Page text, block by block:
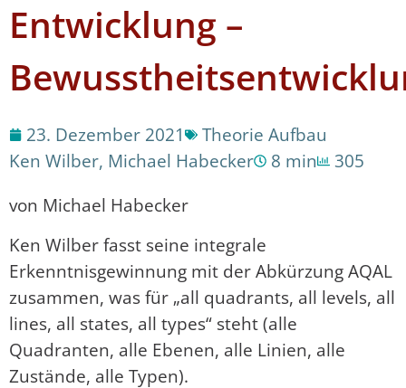
Entwicklung –
23. Dezember 2021
Theorie Aufbau
Ken Wilber, Michael Habecker 8 min
305
von Michael Habecker
Ken Wilber fasst seine integrale
Erkenntnisgewinnung mit der Abkürzung AQAL
zusammen, was für „all quadrants, all levels, all
lines, all states, all types“ steht (alle
Quadranten, alle Ebenen, alle Linien, alle
Zustände, alle Typen).